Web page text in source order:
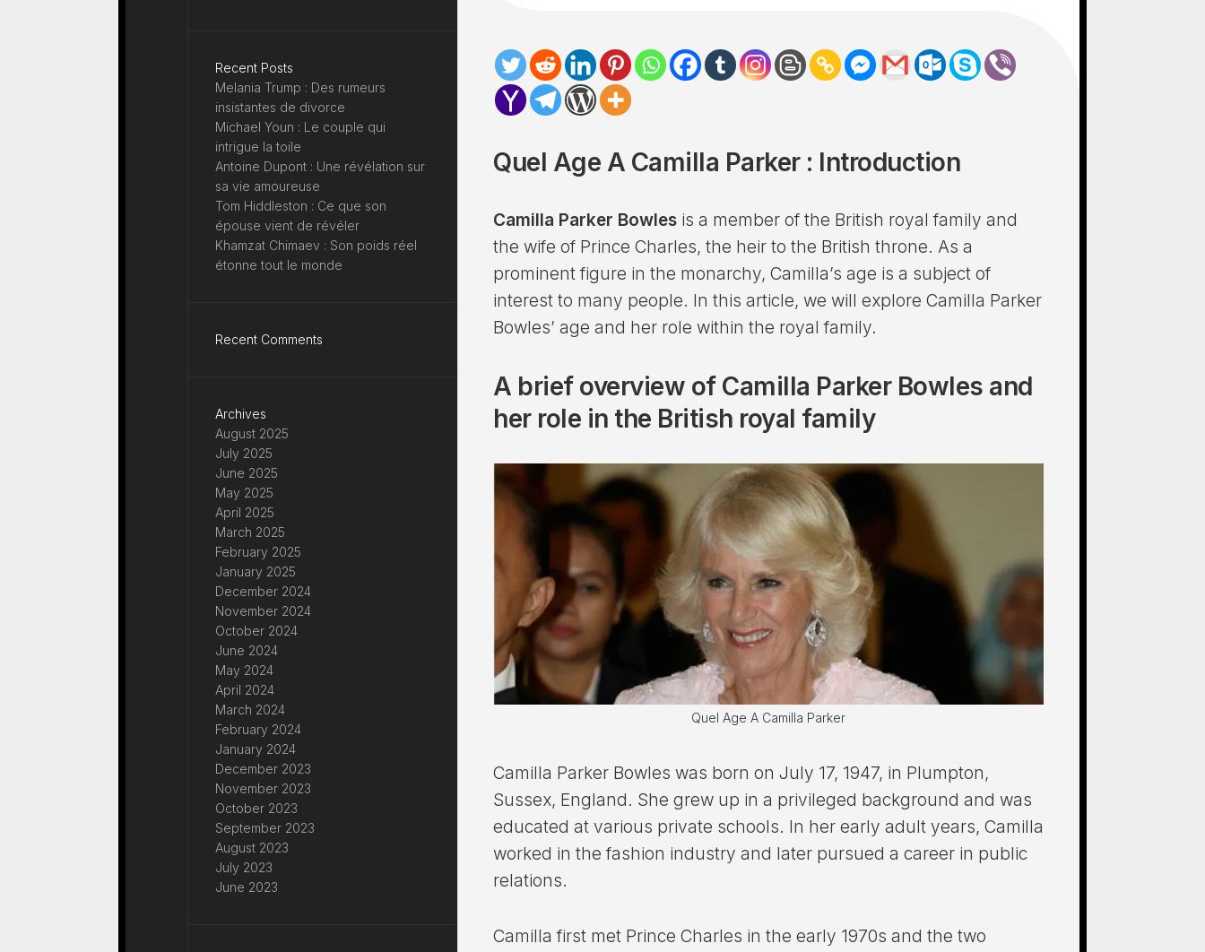
Quel Age A Camilla Parker : Introduction
Camilla Parker Bowles is a member of the British royal family and
the wife of Prince Charles, the heir to the British throne. As a
prominent figure in the monarchy, Camilla’s age is a subject of
interest to many people. In this article, we will explore Camilla Parker
Bowles’ age and her role within the royal family.
A brief overview of Camilla Parker Bowles and
her role in the British royal family
Quel Age A Camilla Parker
Camilla Parker Bowles was born on July 17, 1947, in Plumpton,
Sussex, England. She grew up in a privileged background and was
educated at various private schools. In her early adult years, Camilla
worked in the fashion industry and later pursued a career in public
relations.
Camilla first met Prince Charles in the early 1970s and the two
Recent Posts
Melania Trump : Des rumeurs
insistantes de divorce
Michael Youn : Le couple qui
intrigue la toile
Antoine Dupont : Une révélation sur
sa vie amoureuse
Tom Hiddleston : Ce que son
épouse vient de révéler
Khamzat Chimaev : Son poids réel
étonne tout le monde
Recent Comments
Archives
August 2025
July 2025
June 2025
May 2025
April 2025
March 2025
February 2025
January 2025
December 2024
November 2024
October 2024
June 2024
May 2024
April 2024
March 2024
February 2024
January 2024
December 2023
November 2023
October 2023
September 2023
August 2023
July 2023
June 2023